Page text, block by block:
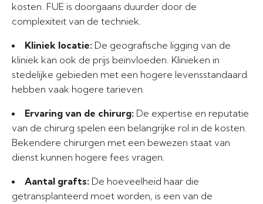
kosten. FUE is doorgaans duurder door de
complexiteit van de techniek.
Kliniek locatie: De geografische ligging van de
kliniek kan ook de prijs beïnvloeden. Klinieken in
stedelijke gebieden met een hogere levensstandaard
hebben vaak hogere tarieven.
Ervaring van de chirurg: De expertise en reputatie
van de chirurg spelen een belangrijke rol in de kosten.
Bekendere chirurgen met een bewezen staat van
dienst kunnen hogere fees vragen.
Aantal grafts: De hoeveelheid haar die
getransplanteerd moet worden, is een van de